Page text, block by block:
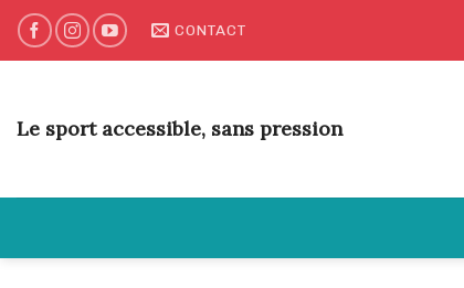
Skip
CONTACT
Le sport accessible, sans pression